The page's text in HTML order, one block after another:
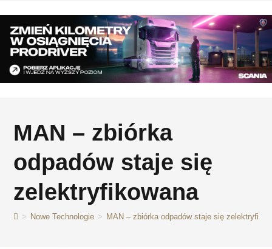
MAN – zbiórka
odpadów staje się
zelektryfikowana
> Nowe Technologie > MAN – zbiórka odpadów staje się